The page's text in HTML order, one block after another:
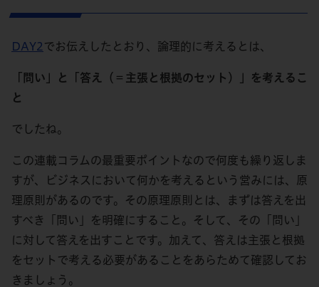
DAY2 でお伝えしたとおり、論理的に考えるとは、
「問い」と「答え（＝主張と根拠のセット）」を考えるこ
と
でしたね。
この連載コラムの最重要ポイントなので何度も繰り返しま
すが、ビジネスにおいて何かを考えるという営みには、原
理原則があるのです。その原理原則とは、まずは答えを出
すべき「問い」を明確にすること。そして、その「問い」
に対して答えを出すことです。加えて、答えは主張と根拠
をセットで考える必要があることをあらためて確認してお
きましょう。